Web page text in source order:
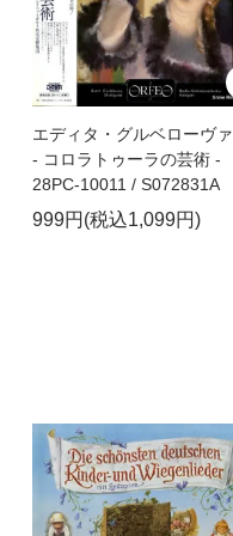
エディタ・グルベローヴァ
- コロラトゥーラの芸術 -
28PC-10011 / S072831A
999円(税込1,099円)